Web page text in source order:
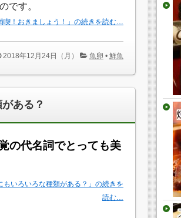
です。
喫！おきましょう！」の続きを読む…
2018年12月24日（月） 魚卵 • 鮮魚
ある？
の代名詞でとっても美
もいろいろな種類がある？」の続きを
読む…